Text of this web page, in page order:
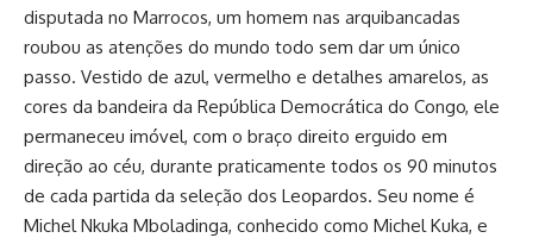
disputada no Marrocos, um homem nas arquibancadas
roubou as atenções do mundo todo sem dar um único
passo. Vestido de azul, vermelho e detalhes amarelos, as
cores da bandeira da República Democrática do Congo, ele
permaneceu imóvel, com o braço direito erguido em
direção ao céu, durante praticamente todos os 90 minutos
de cada partida da seleção dos Leopardos. Seu nome é
Michel Nkuka Mboladinga, conhecido como Michel Kuka, e